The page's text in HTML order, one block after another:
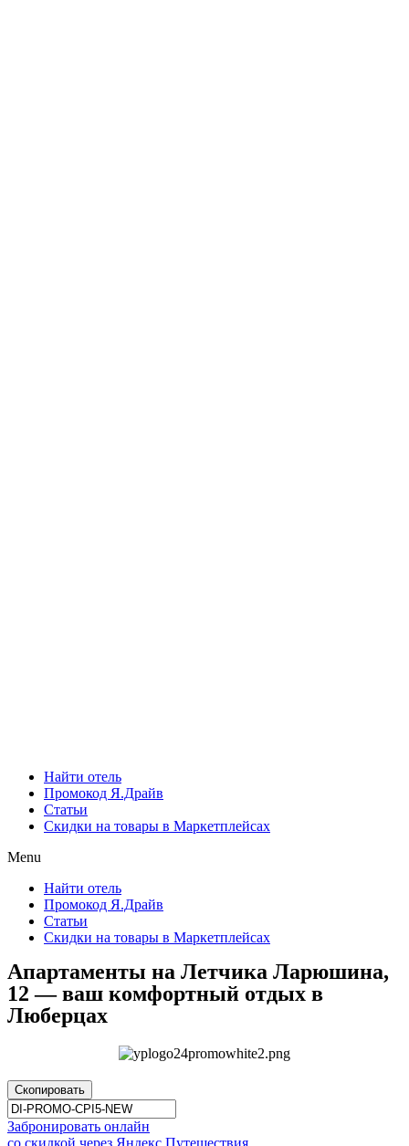
Найти отель
Промокод Я.Драйв
Статьи
Скидки на товары в Маркетплейсах
Menu
Найти отель
Промокод Я.Драйв
Статьи
Скидки на товары в Маркетплейсах
Апартаменты на Летчика Ларюшина,
12 — ваш комфортный отдых в
Люберцах
Скопировать
Забронировать онлайн